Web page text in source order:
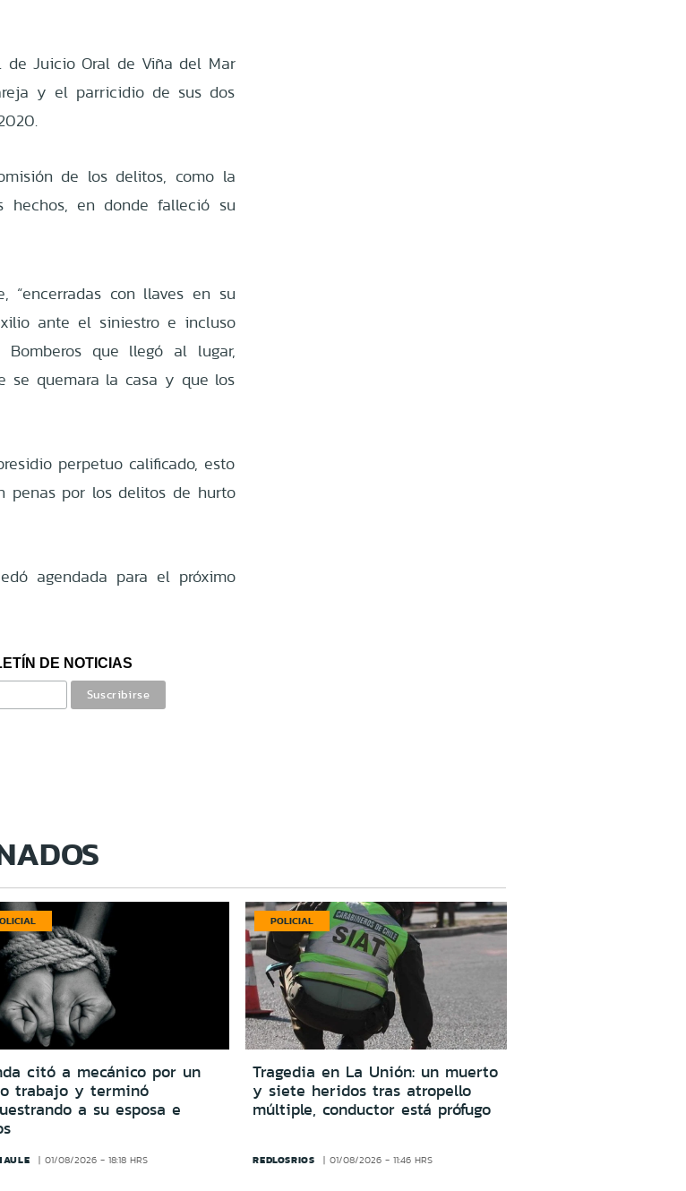
de Juicio Oral de Viña del Mar
y el parricidio de sus dos
de los delitos, como la
hechos, en donde falleció su
“encerradas con llaves en su
ante el siniestro e incluso
que llegó al lugar,
se quemara la casa y que los
perpetuo calificado, esto
penas por los delitos de hurto
agendada para el próximo
DE NOTICIAS
citó a mecánico por un
trabajo y terminó
a su esposa e
01/08/2026 - 18:18 HRS
POLICIAL
Tragedia en La Unión: un muerto
y siete heridos tras atropello
múltiple, conductor está prófugo
REDLOSRIOS 01/08/2026 - 11:46 HRS